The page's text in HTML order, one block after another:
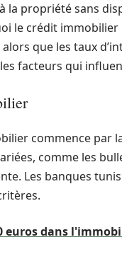
la propriété sans
le crédit
que les taux
facteurs qui
commence par
comme les
Les banques
euros dans